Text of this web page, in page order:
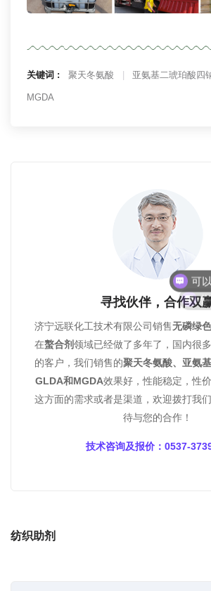
关键词 : 聚天冬氨酸 亚氨基二琥珀酸四
MGDA
寻找伙伴，合作双
济宁远联化工技术有限公司销售无磷绿
在螯合剂领域已经做了多年了，国内很
的客户，我们销售的聚天冬氨酸、亚氨
GLDA和MGDA效果好，性能稳定，性
这方面的需求或者是渠道，欢迎拨打我
待与您的合作！
技术咨询及报价：0537-
纺织助剂